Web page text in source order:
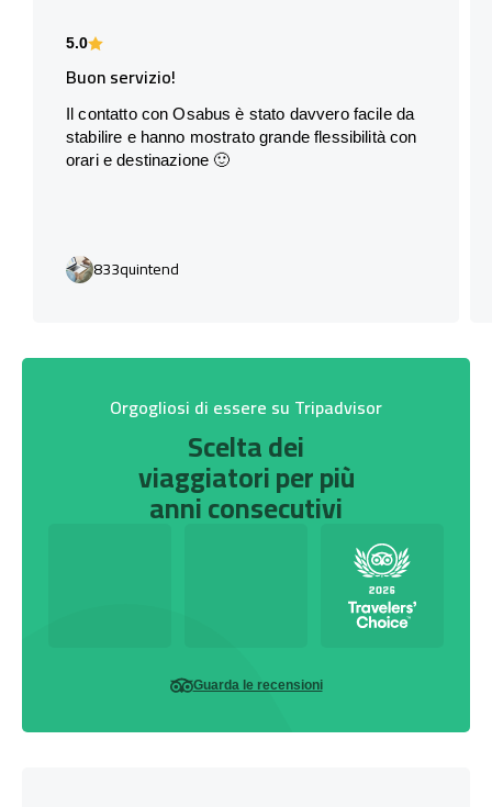
5.0
Buon servizio!
Il contatto con Osabus è stato davvero facile da
stabilire e hanno mostrato grande flessibilità con
orari e destinazione 🙂
833quintend
Orgogliosi di essere su Tripadvisor
Scelta dei
viaggiatori per più
anni consecutivi
Guarda le recensioni